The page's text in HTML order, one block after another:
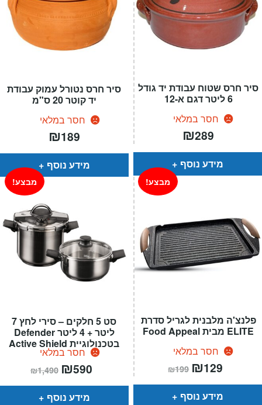
סיר חרס נטורל עמוק עבודת
יד קוטר 20 ס"מ
חסר במלאי
₪189
מידע נוסף
סיר חרס שטוח עבודת יד גודל
6 ליטר דגם א-12
חסר במלאי
₪289
מידע נוסף
סט 5 חלקים – סירי לחץ 7
ליטר + 4 ליטר Defender
בטכנולוגיית Active Shield
חסר במלאי
מבצע!
₪1,490 המחיר
המקורי
היה:
₪590
הוא:
מידע נוסף
פלנצ'ה מלבנית לגריל סדרת
ELITE מבית Food Appeal
חסר במלאי
מבצע!
₪199 המחיר
המקורי
היה:
₪199.
₪129
הוא:
מידע נוסף